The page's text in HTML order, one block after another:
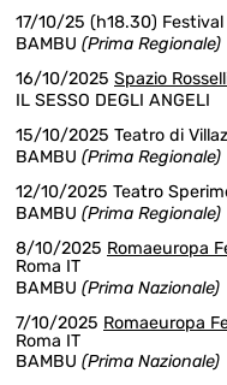
17/10/25 (h18.30)
BAMBU (Prima Regionale)
16/10/2025 Spazio
IL SESSO DEGLI ANGELI
15/10/2025 Teatro di
BAMBU (Prima Regionale)
12/10/2025 Teatro
BAMBU (Prima Regionale)
8/10/2025 Romaeuropa
Roma IT
BAMBU (Prima Nazionale)
7/10/2025 Romaeuropa
Roma IT
BAMBU (Prima Nazionale)